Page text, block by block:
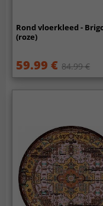
Rond vloerkleed -
(roze)
59.99 € 84.99 €